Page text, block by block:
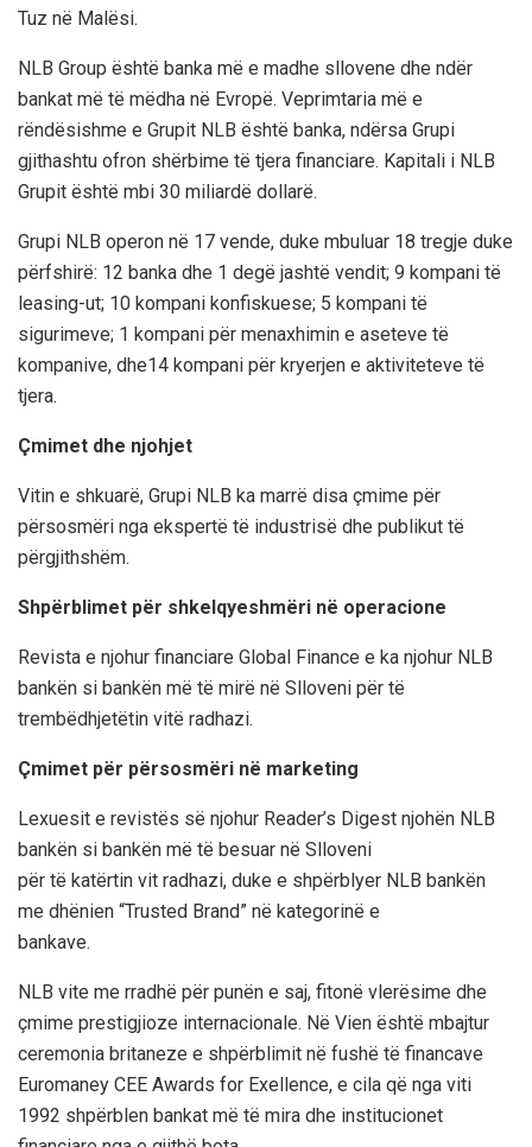
Tuz në Malësi.
NLB Group është banka më e madhe sllovene dhe ndër
bankat më të mëdha në Evropë. Veprimtaria më e
rëndësishme e Grupit NLB është banka, ndërsa Grupi
gjithashtu ofron shërbime të tjera financiare. Kapitali i NLB
Grupit është mbi 30 miliardë dollarë.
Grupi NLB operon në 17 vende, duke mbuluar 18 tregje duke
përfshirë: 12 banka dhe 1 degë jashtë vendit; 9 kompani të
leasing-ut; 10 kompani konfiskuese; 5 kompani të
sigurimeve; 1 kompani për menaxhimin e aseteve të
kompanive, dhe14 kompani për kryerjen e aktiviteteve të
tjera.
Çmimet dhe njohjet
Vitin e shkuarë, Grupi NLB ka marrë disa çmime për
përsosmëri nga ekspertë të industrisë dhe publikut të
përgjithshëm.
Shpërblimet për shkelqyeshmëri në operacione
Revista e njohur financiare Global Finance e ka njohur NLB
bankën si bankën më të mirë në Slloveni për të
trembëdhjetëtin vitë radhazi.
Çmimet për përsosmëri në marketing
Lexuesit e revistës së njohur Reader’s Digest njohën NLB
bankën si bankën më të besuar në Slloveni
për të katërtin vit radhazi, duke e shpërblyer NLB bankën
me dhënien “Trusted Brand” në kategorinë e
bankave.
NLB vite me rradhë për punën e saj, fitonë vlerësime dhe
çmime prestigjioze internacionale. Në Vien është mbajtur
ceremonia britaneze e shpërblimit në fushë të financave
Euromaney CEE Awards for Exellence, e cila që nga viti
1992 shpërblen bankat më të mira dhe institucionet